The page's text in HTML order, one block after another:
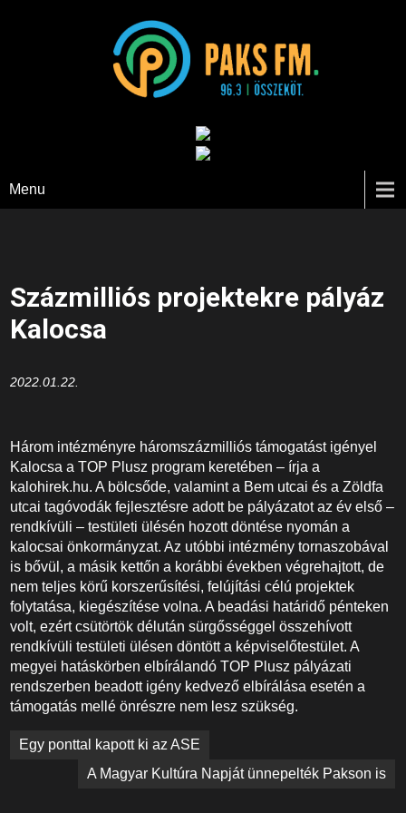
Menu
Százmilliós projektekre pályáz
Kalocsa
2022.01.22.
Három intézményre háromszázmilliós támogatást igényel
Kalocsa a TOP Plusz program keretében – írja a
kalohirek.hu. A bölcsőde, valamint a Bem utcai és a Zöldfa
utcai tagóvodák fejlesztésre adott be pályázatot az év első –
rendkívüli – testületi ülésén hozott döntése nyomán a
kalocsai önkormányzat. Az utóbbi intézmény tornaszobával
is bővül, a másik kettőn a korábbi években végrehajtott, de
nem teljes körű korszerűsítési, felújítási célú projektek
folytatása, kiegészítése volna. A beadási határidő pénteken
volt, ezért csütörtök délután sürgősséggel összehívott
rendkívüli testületi ülésen döntött a képviselőtestület. A
megyei hatáskörben elbírálandó TOP Plusz pályázati
rendszerben beadott igény kedvező elbírálása esetén a
támogatás mellé önrészre nem lesz szükség.
Bejegyzés
navigáció
Egy ponttal kapott ki az ASE
A Magyar Kultúra Napját ünnepelték Pakson is